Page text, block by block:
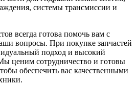
системы трансмиссии и
всегда готова помочь вам с
вопросы. При покупке запчастей
подход и высокий
ценим сотрудничество и готовы
обеспечить вас качественными